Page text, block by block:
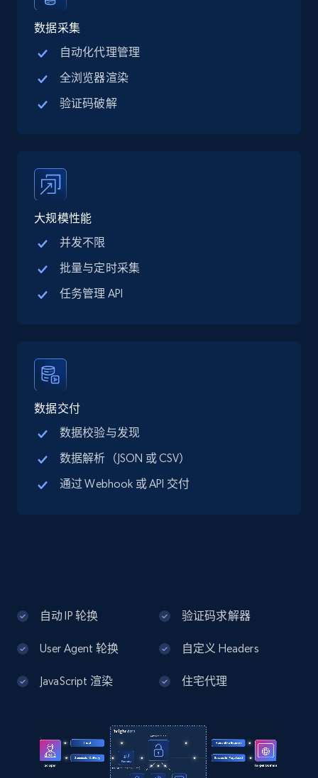
more.
13.3K+ 1.7K+
Place id, URL, Country, Name, Category,
Address, Description, Business details, and
more.
13.3K+
Place id, URL, Country, Name, Category,
Address, Description, Business details, and
more.
13.3K+ 1.7K+
13.3K+ 注册使用
Instagram - Posts
13.2K+ 1.6K+
数据采集
自动化代理管理
全浏览器渲染
验证码破解
大规模性能
并发不限
批量与定时采集
任务管理 API
数据交付
数据校验与发现
数据解析（JSON 或 CSV）
通过 Webhook 或 API 交付
自动 IP 轮换 验证码求解器
User Agent 轮换 自定义 Headers
JavaScript 渲染 住宅代理